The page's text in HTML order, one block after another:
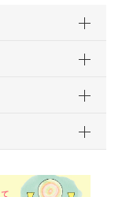
れますので、
しております。
タイリング！